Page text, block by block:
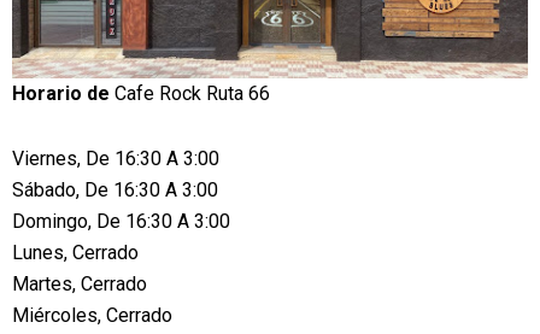
Horario de Cafe Rock Ruta 66
Viernes, De 16:30 A 3:00
Sábado, De 16:30 A 3:00
Domingo, De 16:30 A 3:00
Lunes, Cerrado
Martes, Cerrado
Miércoles, Cerrado